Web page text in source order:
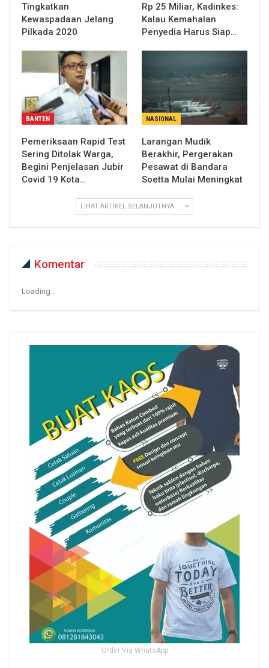
Tingkatkan
Kewaspadaan Jelang
Pilkada 2020
Rp 25 Miliar, Kadinkes:
Kalau Kemahalan
Penyedia Harus Siap…
BANTEN
Pemeriksaan Rapid Test
Sering Ditolak Warga,
Begini Penjelasan Jubir
Covid 19 Kota…
NASIONAL
Larangan Mudik
Berakhir, Pergerakan
Pesawat di Bandara
Soetta Mulai Meningkat
LIHAT ARTIKEL SELANJUTNYA ...
Komentar
Loading...
Order Via WhatsApp